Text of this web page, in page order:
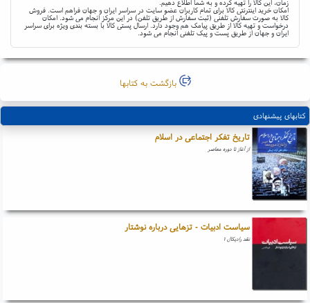
زمان، این کالا را تهیه کرده و به شما اطلاع دهیم.
امکان خرید اینترنتی کالا برای تمام کاربران عضو سایت در سراسر ایران و جهان فراهم است. فروش
کالا به صورت سفارش تلفنی (ثبت سفارش از طریق تلفن) در این مرکز انجام می شود. امکان
درخواست و تهیه کالا از طریق پیامک هم وجود دارد. ارسال پستی کالا با بسته بندی ویژه برای سراسر
ایران و جهان از طریق پست و پیک تلفنی انجام می شود.
بازگشت به کتابها
کتابهای پیشنهادی
تاریخ تفکر اجتماعی در اسلام
از آغاز تا دوره معاصر
سیاست ادبیات - تزهایی درباره نوشتار
نقد رادیکال ۱